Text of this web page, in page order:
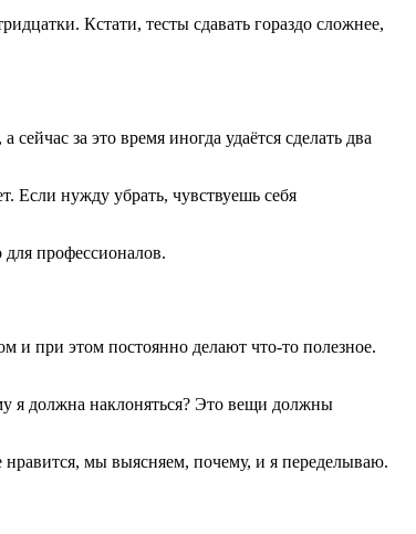
Кстати, тесты сдавать гораздо сложнее,
за это время иногда удаётся сделать два
Если нужду убрать, чувствуешь себя
профессионалов.
при этом постоянно делают что-то полезное.
я должна наклоняться? Это вещи должны
мы выясняем, почему, и я переделываю.